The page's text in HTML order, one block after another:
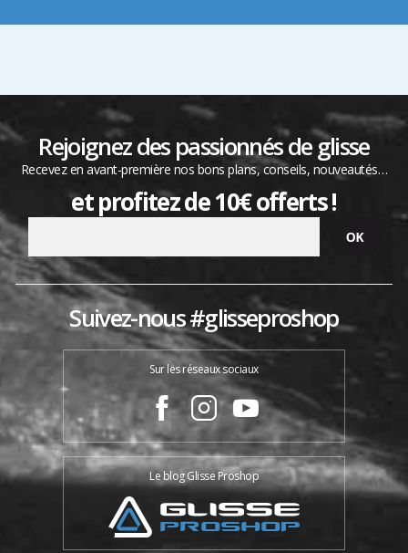
Rejoignez des passionnés de glisse
Recevez en avant-première nos bons plans, conseils, nouveautés…
et profitez de 10€ offerts !
Suivez-nous #glisseproshop
Sur les réseaux sociaux
Le blog Glisse Proshop